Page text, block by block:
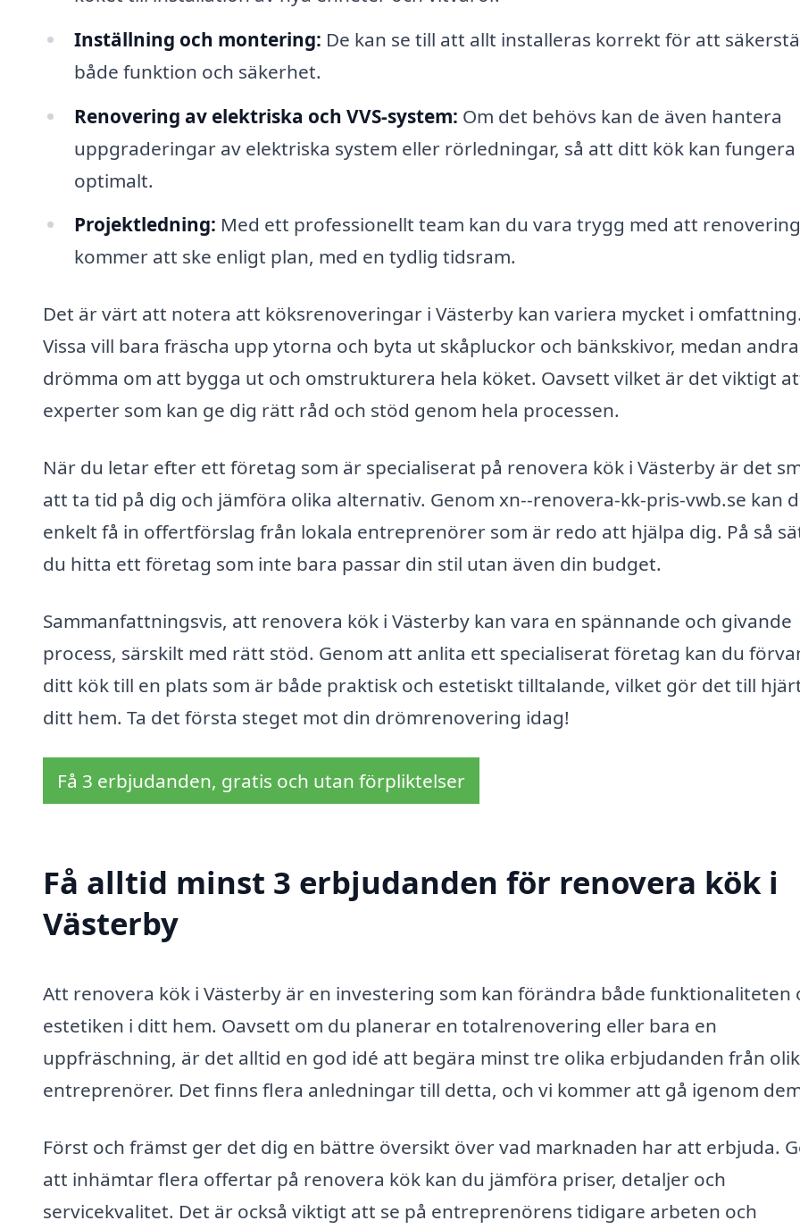
Inställning och montering: De kan se till att allt installeras korrekt för att
både funktion och säkerhet.
Renovering av elektriska och VVS-system: Om det behövs kan de även hantera
uppgraderingar av elektriska system eller rörledningar, så att ditt kök kan fungera
optimalt.
Projektledning: Med ett professionellt team kan du vara trygg med att
kommer att ske enligt plan, med en tydlig tidsram.
Det är värt att notera att köksrenoveringar i Västerby kan variera mycket i omfattning.
Vissa vill bara fräscha upp ytorna och byta ut skåpluckor och bänkskivor, medan
drömma om att bygga ut och omstrukturera hela köket. Oavsett vilket är det viktigt
experter som kan ge dig rätt råd och stöd genom hela processen.
När du letar efter ett företag som är specialiserat på renovera kök i Västerby är det
att ta tid på dig och jämföra olika alternativ. Genom xn--renovera-kk-pris-vwb.se kan
enkelt få in offertförslag från lokala entreprenörer som är redo att hjälpa dig. På så
du hitta ett företag som inte bara passar din stil utan även din budget.
Sammanfattningsvis, att renovera kök i Västerby kan vara en spännande och givande
process, särskilt med rätt stöd. Genom att anlita ett specialiserat företag kan du
ditt kök till en plats som är både praktisk och estetiskt tilltalande, vilket gör det till
ditt hem. Ta det första steget mot din drömrenovering idag!
Få 3 erbjudanden, gratis och utan förpliktelser
Få alltid minst 3 erbjudanden för renovera kök i
Västerby
Att renovera kök i Västerby är en investering som kan förändra både funktionaliteten
estetiken i ditt hem. Oavsett om du planerar en totalrenovering eller bara en
uppfräschning, är det alltid en god idé att begära minst tre olika erbjudanden från
entreprenörer. Det finns flera anledningar till detta, och vi kommer att gå igenom
Först och främst ger det dig en bättre översikt över vad marknaden har att erbjuda.
att inhämtar flera offertar på renovera kök kan du jämföra priser, detaljer och
servicekvalitet. Det är också viktigt att se på entreprenörens tidigare arbeten och